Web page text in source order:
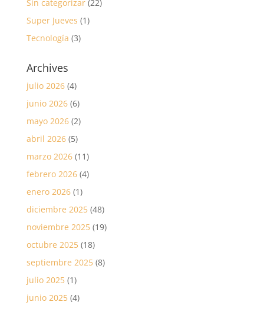
Sin categorizar(22)
Super Jueves (1)
Tecnología (3)
Archives
julio 2026(4)
junio 2026(6)
mayo 2026(2)
abril 2026(5)
marzo 2026(11)
febrero 2026(4)
enero 2026(1)
diciembre 2025(48)
noviembre 2025(19)
octubre 2025(18)
septiembre 2025(8)
julio 2025(1)
junio 2025(4)